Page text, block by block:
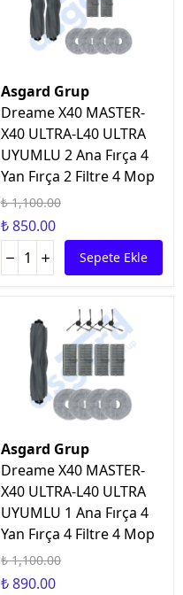
Asgard Grup
Dreame X40 MASTER-
X40 ULTRA-L40 ULTRA
UYUMLU 2 Ana Fırça 4
Yan Fırça 2 Filtre 4 Mop
₺ 1,100.00
₺ 850.00
Sepete Ekle
Asgard Grup
Dreame X40 MASTER-
X40 ULTRA-L40 ULTRA
UYUMLU 1 Ana Fırça 4
Yan Fırça 4 Filtre 4 Mop
₺ 1,100.00
₺ 890.00